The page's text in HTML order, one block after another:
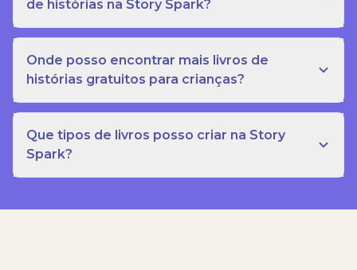
de histórias na Story Spark?
Onde posso encontrar mais livros de
histórias gratuitos para crianças?
Que tipos de livros posso criar na Story
Spark?